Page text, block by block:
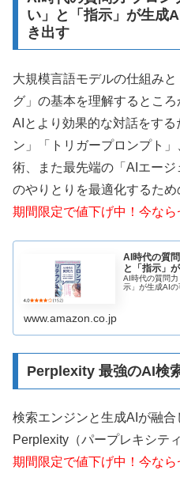
い」と「指示」が生成
き出す
大規模言語モデルの仕組み
グ」の基本を理解するところ
AIとより効果的な対話をす
ン」「トリガープロンプト
術、また最先端の「AIエー
のやりとりを最適化するた
期間限定で値下げ中！今なら
AI時代の質
と「指示」
AI時代の質問
示」が生成AI
www.amazon.co.jp
Perplexity 最強のAI検
検索エンジンと生成AIが融合
Perplexity（パープレキシテ
期間限定で値下げ中！今なら